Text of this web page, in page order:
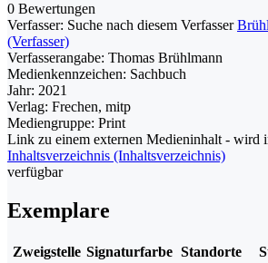
0 Bewertungen
Verfasser: Suche nach diesem Verfasser
(Verfasser)
Verfasserangabe: Thomas Brühlmann
Medienkennzeichen: Sachbuch
Jahr: 2021
Verlag: Frechen, mitp
Mediengruppe: Print
Link zu einem externen Medieninhalt - wird
Inhaltsverzeichnis (Inhaltsverzeichnis)
verfügbar
Exemplare
Zweigstelle Signaturfarbe Standorte